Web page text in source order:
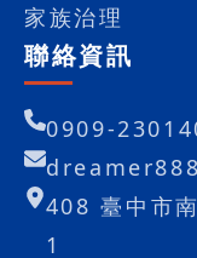
家族治理
聯絡資訊
0909-
408 臺中市
1